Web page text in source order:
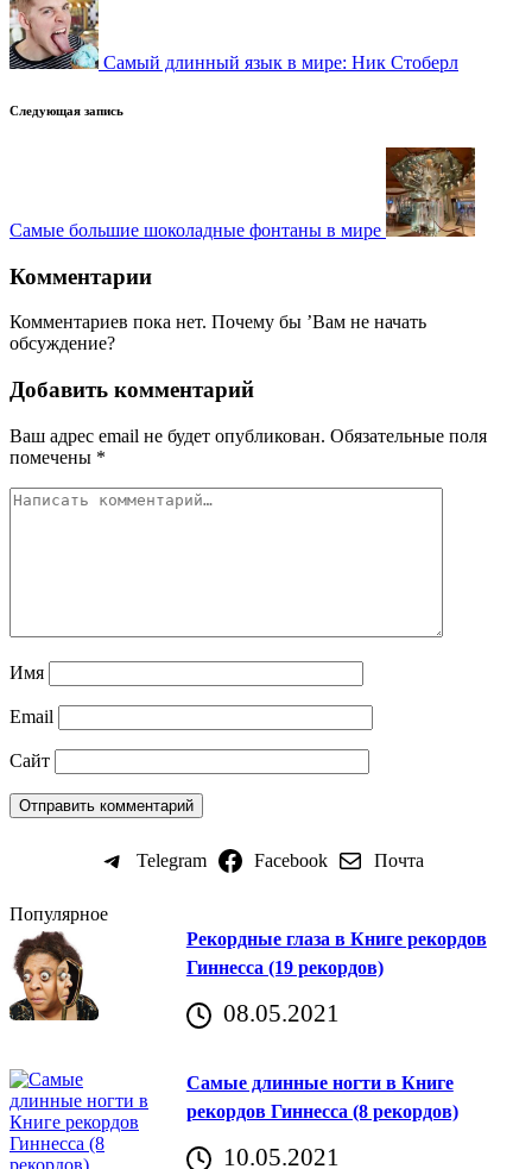
Самый длинный язык в мире: Ник Стоберл
Следующая запись
Самые большие шоколадные фонтаны в мире
Комментарии
Комментариев пока нет. Почему бы ’Вам не начать
обсуждение?
Добавить комментарий
Ваш адрес email не будет опубликован. Обязательные поля
помечены *
Имя
Email
Сайт
Telegram Facebook Почта
Популярное
Рекордные глаза в Книге рекордов
Гиннесса (19 рекордов)
08.05.2021
Самые длинные ногти в Книге
рекордов Гиннесса (8 рекордов)
10.05.2021